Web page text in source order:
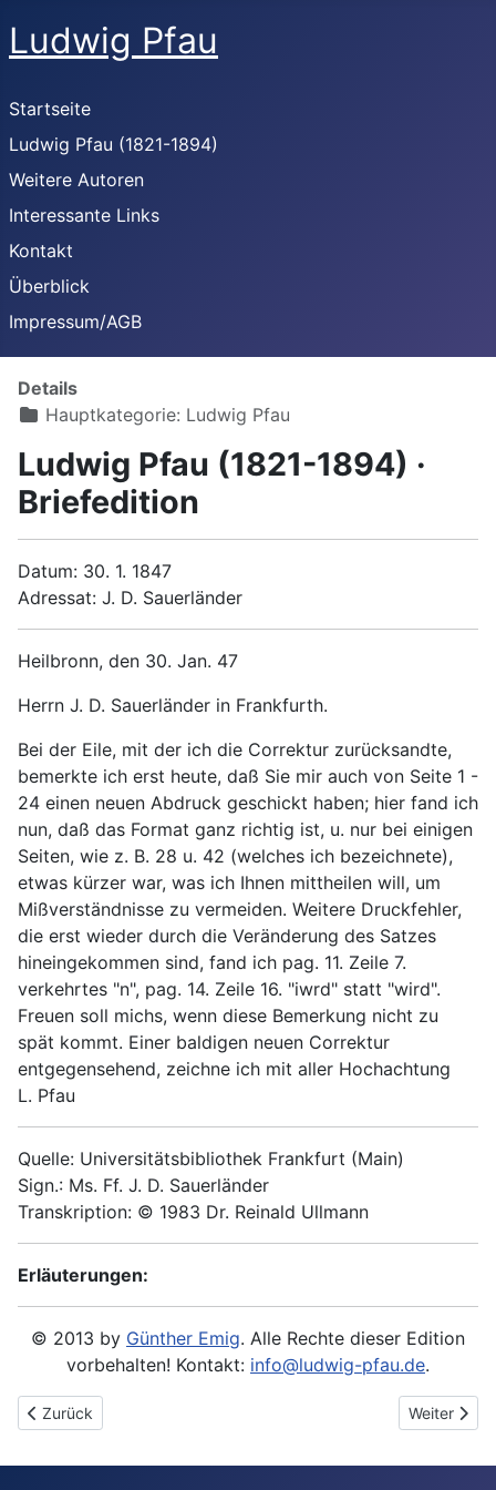
Ludwig Pfau
Startseite
Ludwig Pfau (1821-1894)
Weitere Autoren
Interessante Links
Kontakt
Überblick
Impressum/AGB
Details
Hauptkategorie: Ludwig Pfau
Ludwig Pfau (1821-1894) ·
Briefedition
Datum: 30. 1. 1847
Adressat: J. D. Sauerländer
Heilbronn, den 30. Jan. 47
Herrn J. D. Sauerländer in Frankfurth.
Bei der Eile, mit der ich die Correktur zurücksandte,
bemerkte ich erst heute, daß Sie mir auch von Seite 1 -
24 einen neuen Abdruck geschickt haben; hier fand ich
nun, daß das Format ganz richtig ist, u. nur bei einigen
Seiten, wie z. B. 28 u. 42 (welches ich bezeichnete),
etwas kürzer war, was ich Ihnen mittheilen will, um
Mißverständnisse zu vermeiden. Weitere Druckfehler,
die erst wieder durch die Veränderung des Satzes
hineingekommen sind, fand ich pag. 11. Zeile 7.
verkehrtes "n", pag. 14. Zeile 16. "iwrd" statt "wird".
Freuen soll michs, wenn diese Bemerkung nicht zu
spät kommt. Einer baldigen neuen Correktur
entgegensehend, zeichne ich mit aller Hochachtung
L. Pfau
Quelle: Universitätsbibliothek Frankfurt (Main)
Sign.: Ms. Ff. J. D. Sauerländer
Transkription: © 1983 Dr. Reinald Ullmann
Erläuterungen:
© 2013 by Günther Emig. Alle Rechte dieser Edition
vorbehalten! Kontakt: info@ludwig-pfau.de.
Vorheriger Beitrag: 1847-01-27 - An J. D. Sauerländer
Zurück Nächster
Weiter